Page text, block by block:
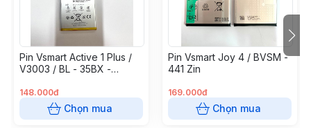
Pin Vsmart Active 1 Plus /
V3003 / BL - 35BX -
148.000đ
Chọn mua
Pin Vsmart Joy 4 / BVSM -
441 Zin
169.000đ
Chọn mua